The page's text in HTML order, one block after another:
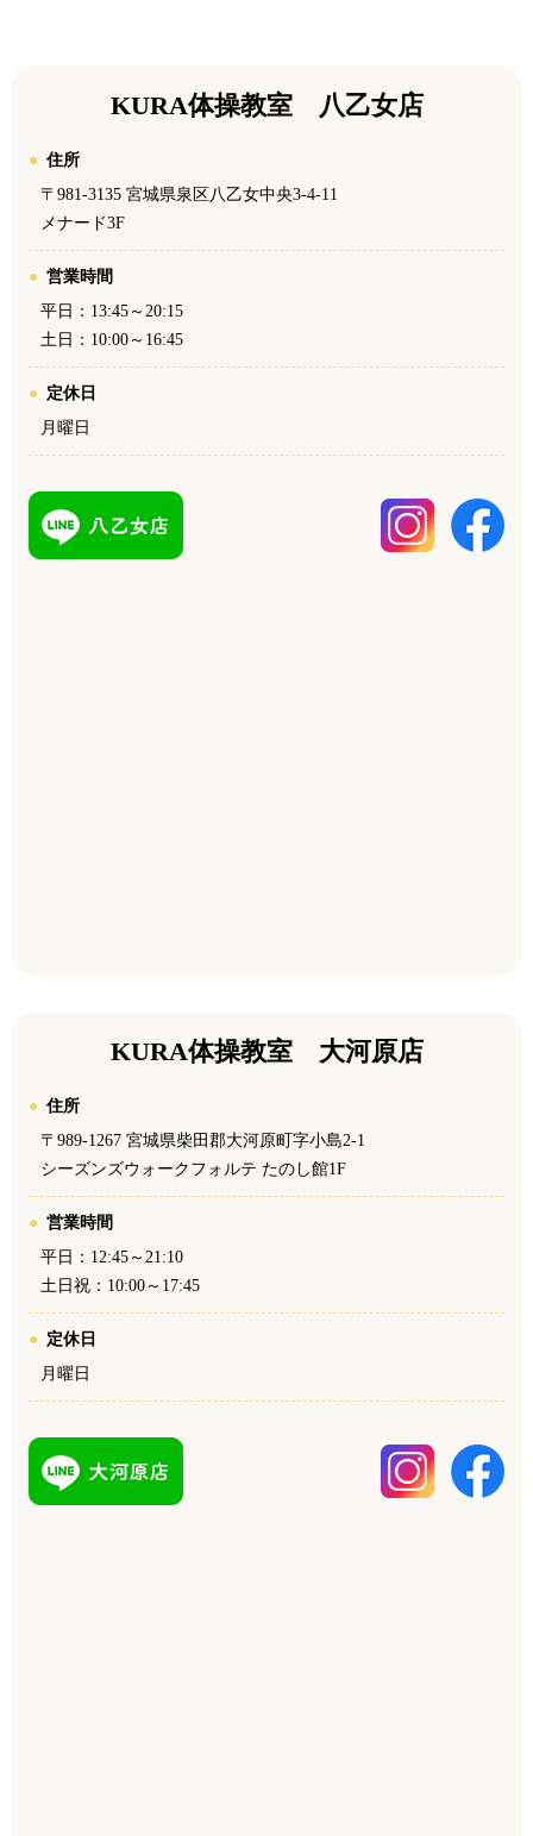
KURA体操教室 八乙女店
住所
〒981-3135 宮城県泉区八乙女中央3-4-11
メナード3F
営業時間
平日：13:45～20:15
土日：10:00～16:45
定休日
月曜日
KURA体操教室 大河原店
住所
〒989-1267 宮城県柴田郡大河原町字小島2-1
シーズンズウォークフォルテ たのし館1F
営業時間
平日：12:45～21:10
土日祝：10:00～17:45
定休日
月曜日